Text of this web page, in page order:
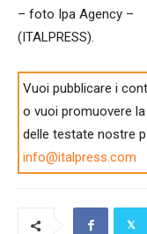
– foto Ipa Agency –
(ITALPRESS).
Vuoi pubblicare i
o vuoi promuovere
delle testate nostre
info@italpress.com